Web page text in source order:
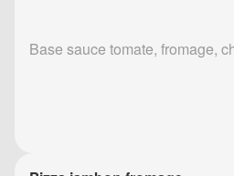
Base sauce tomate, fromage,